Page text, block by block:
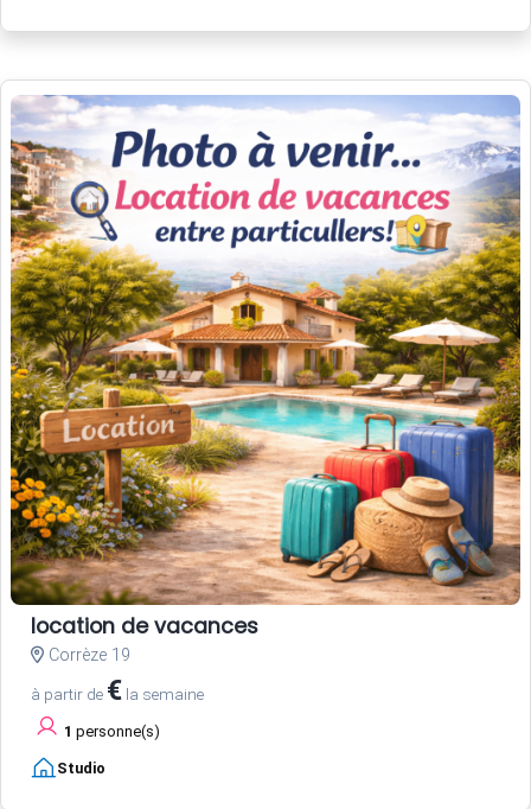
location de vacances
Corrèze 19
à partir de € la semaine
1 personne(s)
Studio